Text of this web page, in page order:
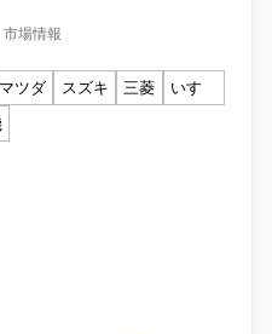
市場情報
マツダ スズキ 三菱
いすゞ